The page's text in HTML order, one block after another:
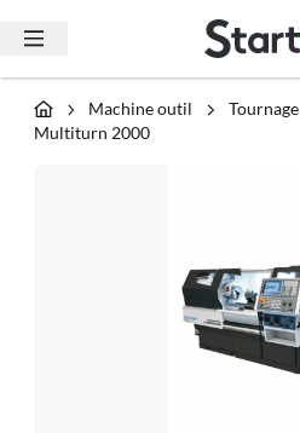
Machine outil Tournage
Multiturn 2000